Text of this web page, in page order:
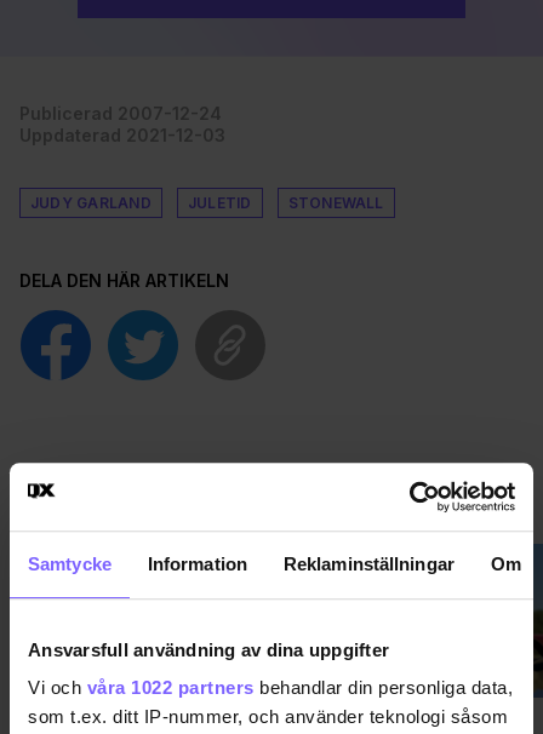
Samtycke Information Reklaminställningar Om
Ansvarsfull användning av dina uppgifter
Vi och våra 1022 partners behandlar din personliga data,
som t.ex. ditt IP-nummer, och använder teknologi såsom
Publicerad 2007-12-24
Uppdaterad 2021-12-03
JUDY GARLAND JULETID STONEWALL
DELA DEN HÄR ARTIKELN
NYHETER VISA MER NYHETER